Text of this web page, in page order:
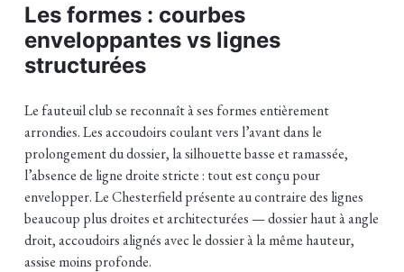
Les formes : courbes
enveloppantes vs lignes
structurées
Le fauteuil club se reconnaît à ses formes entièrement
arrondies. Les accoudoirs coulant vers l’avant dans le
prolongement du dossier, la silhouette basse et ramassée,
l’absence de ligne droite stricte : tout est conçu pour
envelopper. Le Chesterfield présente au contraire des lignes
beaucoup plus droites et architecturées — dossier haut à angle
droit, accoudoirs alignés avec le dossier à la même hauteur,
assise moins profonde.